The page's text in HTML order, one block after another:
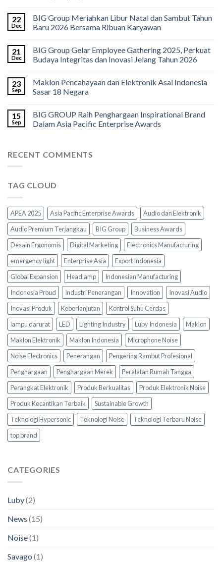
22
Dec
BIG Group Meriahkan Libur Natal dan Sambut Tahun
Baru 2026 Bersama Ribuan Karyawan
21
Dec
BIG Group Gelar Employee Gathering 2025, Perkuat
Budaya Integritas dan Inovasi Jelang Tahun 2026
23
Sep
Maklon Pencahayaan dan Elektronik Asal Indonesia
Sasar 18 Negara
15
Sep
BIG GROUP Raih Penghargaan Inspirational Brand
Dalam Asia Pacific Enterprise Awards
RECENT COMMENTS
TAG CLOUD
APEA 2025 Asia Pacific Enterprise Awards
Audio dan Elektronik
Audio Premium Terjangkau
BIG Group
Business Awards
Desain Ergonomis
Digital Marketing
Electronics Manufacturing
emergency light
Enterprise Asia
Export Indonesia
Global Expansion
Headlamp
Indonesian Manufacturing
Indonesia Proud
Industri Penerangan Innovation
Inovasi Audio
Inovasi Produk
Keberlanjutan
Kontrol Suhu Cerdas
lampu darurat
LED Lighting Industry Luby Indonesia
Maklon
Maklon Elektronik
Maklon Indonesia
Microphone Noise
Noise Electronics
Penerangan
Pengering Rambut Profesional
Penghargaan
Penghargaan Merek
Peralatan Rumah Tangga
Perangkat Elektronik
Produk Berkualitas
Produk Elektronik Noise
Produk Kecantikan Terbaik
Sustainable Growth
Teknologi Hypersonic
Teknologi Noise
Teknologi Terbaru Noise
top brand
CATEGORIES
Luby(2)
News (15)
Noise(1)
Savago (1)